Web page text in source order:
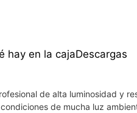
hay en la cajaDescargas
de alta luminosidad y
de mucha luz